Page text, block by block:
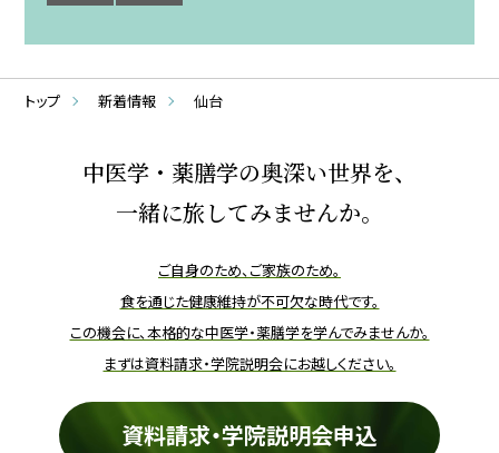
トップ 新着情報 仙台
中医学・薬膳学の奥深い世界を、
一緒に旅してみませんか。
ご自身のため、ご家族のため。
食を通じた健康維持が不可欠な時代です。
この機会に、本格的な中医学・薬膳学を学んでみませんか。
まずは資料請求・学院説明会にお越しください。
資料請求・学院説明会申込